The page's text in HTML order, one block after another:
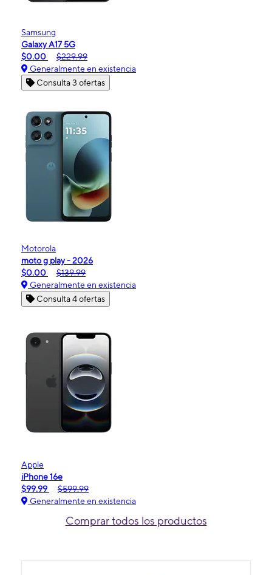
Samsung
Galaxy A17 5G
$0.00
$229.99
Generalmente en existencia
Consulta 3 ofertas
Motorola
moto g play - 2026
$0.00
$139.99
Generalmente en existencia
Consulta 4 ofertas
Apple
iPhone 16e
$99.99
$599.99
Generalmente en existencia
Comprar todos los productos